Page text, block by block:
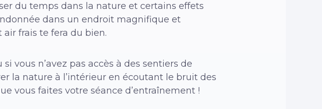
du temps dans la nature et certains effets
dans un endroit magnifique et
frais te fera du bien.
vous n’avez pas accès à des sentiers de
la nature à l’intérieur en écoutant le bruit des
vous faites votre séance d’entraînement !